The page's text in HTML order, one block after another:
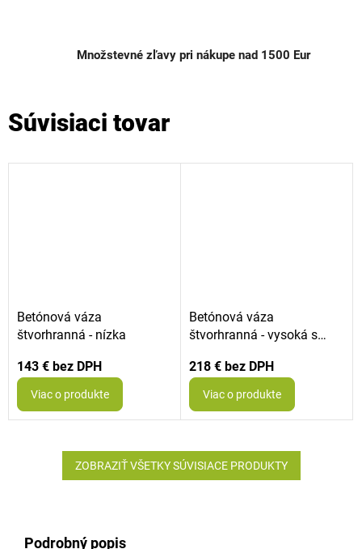
Množstevné zľavy pri nákupe nad 1500 Eur
Súvisiaci tovar
Betónová váza
štvorhranná - nízka
143 €
Viac o produkte
Betónová váza
štvorhranná - vysoká s
218 €
Viac o produkte
ZOBRAZIŤ VŠETKY SÚVISIACE PRODUKTY
Podrobný popis